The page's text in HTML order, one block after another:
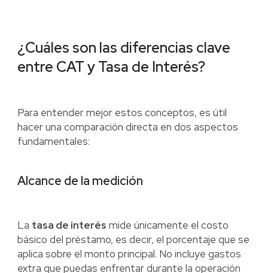
¿Cuáles son las diferencias clave
entre CAT y Tasa de Interés?
Para entender mejor estos conceptos, es útil
hacer una comparación directa en dos aspectos
fundamentales:
Alcance de la medición
La tasa de interés mide únicamente el costo
básico del préstamo, es decir, el porcentaje que se
aplica sobre el monto principal. No incluye gastos
extra que puedas enfrentar durante la operación